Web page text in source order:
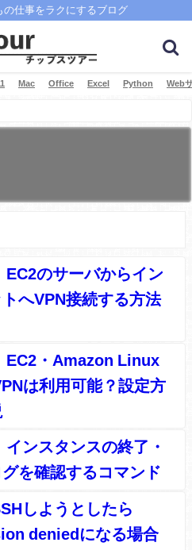
の仕事をラクにするブログ
Mac Office Excel Python Web
EC2のサーバからイン
へVPN接続する方法
EC2・Amazon Linux
は利用可能？設定方
インスタンスの終了・
を確認するコマンド
しようとしたら
deniedになる場合